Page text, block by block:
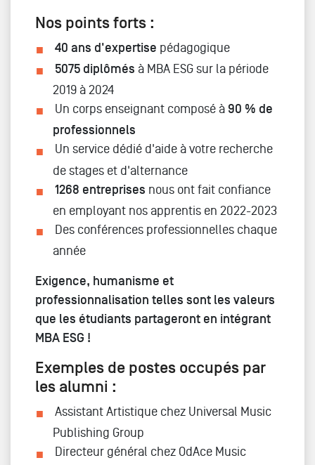
Nos points forts :
40 ans d'expertise pédagogique
5075 diplômés à MBA ESG sur la période
2019 à 2024
Un corps enseignant composé à 90 % de
professionnels
Un service dédié d'aide à votre recherche
de stages et d'alternance
1268 entreprises nous ont fait confiance
en employant nos apprentis en 2022-2023
Des conférences professionnelles chaque
année
Exigence, humanisme et
professionnalisation telles sont les valeurs
que les étudiants partageront en intégrant
MBA ESG !
Exemples de postes occupés par
les alumni :
Assistant Artistique chez Universal Music
Publishing Group
Directeur général chez OdAce Music